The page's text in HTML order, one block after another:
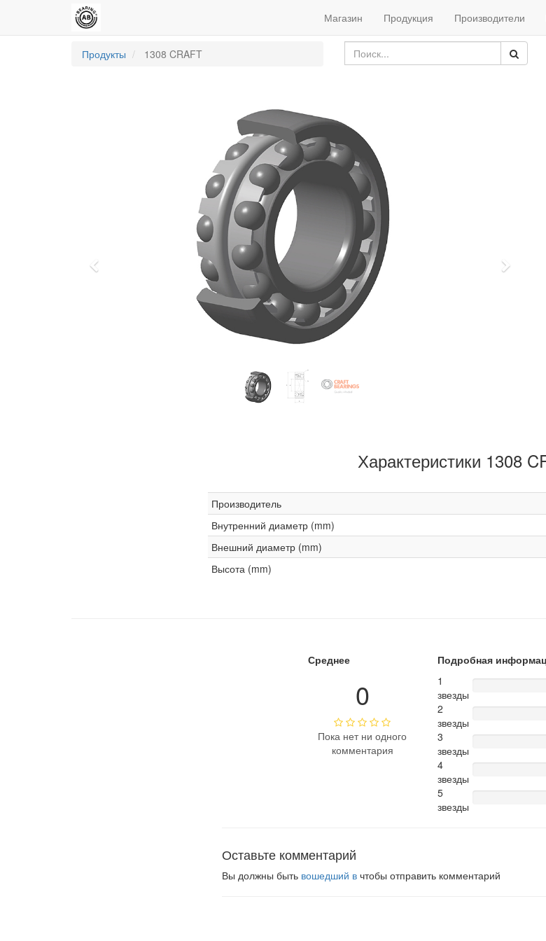
Магазин Продукция Производители
Продукты 1308 CRAFT
Next
Характеристики 1308
Производитель
Внутренний диаметр (mm)
Внешний диаметр (mm)
Высота (mm)
Среднее
0
Пока нет ни одного
комментария
Подробная
1
звезды
2
звезды
3
звезды
4
звезды
5
звезды
Оставьте комментарий
Вы должны быть вошедший в чтобы отправить комментарий